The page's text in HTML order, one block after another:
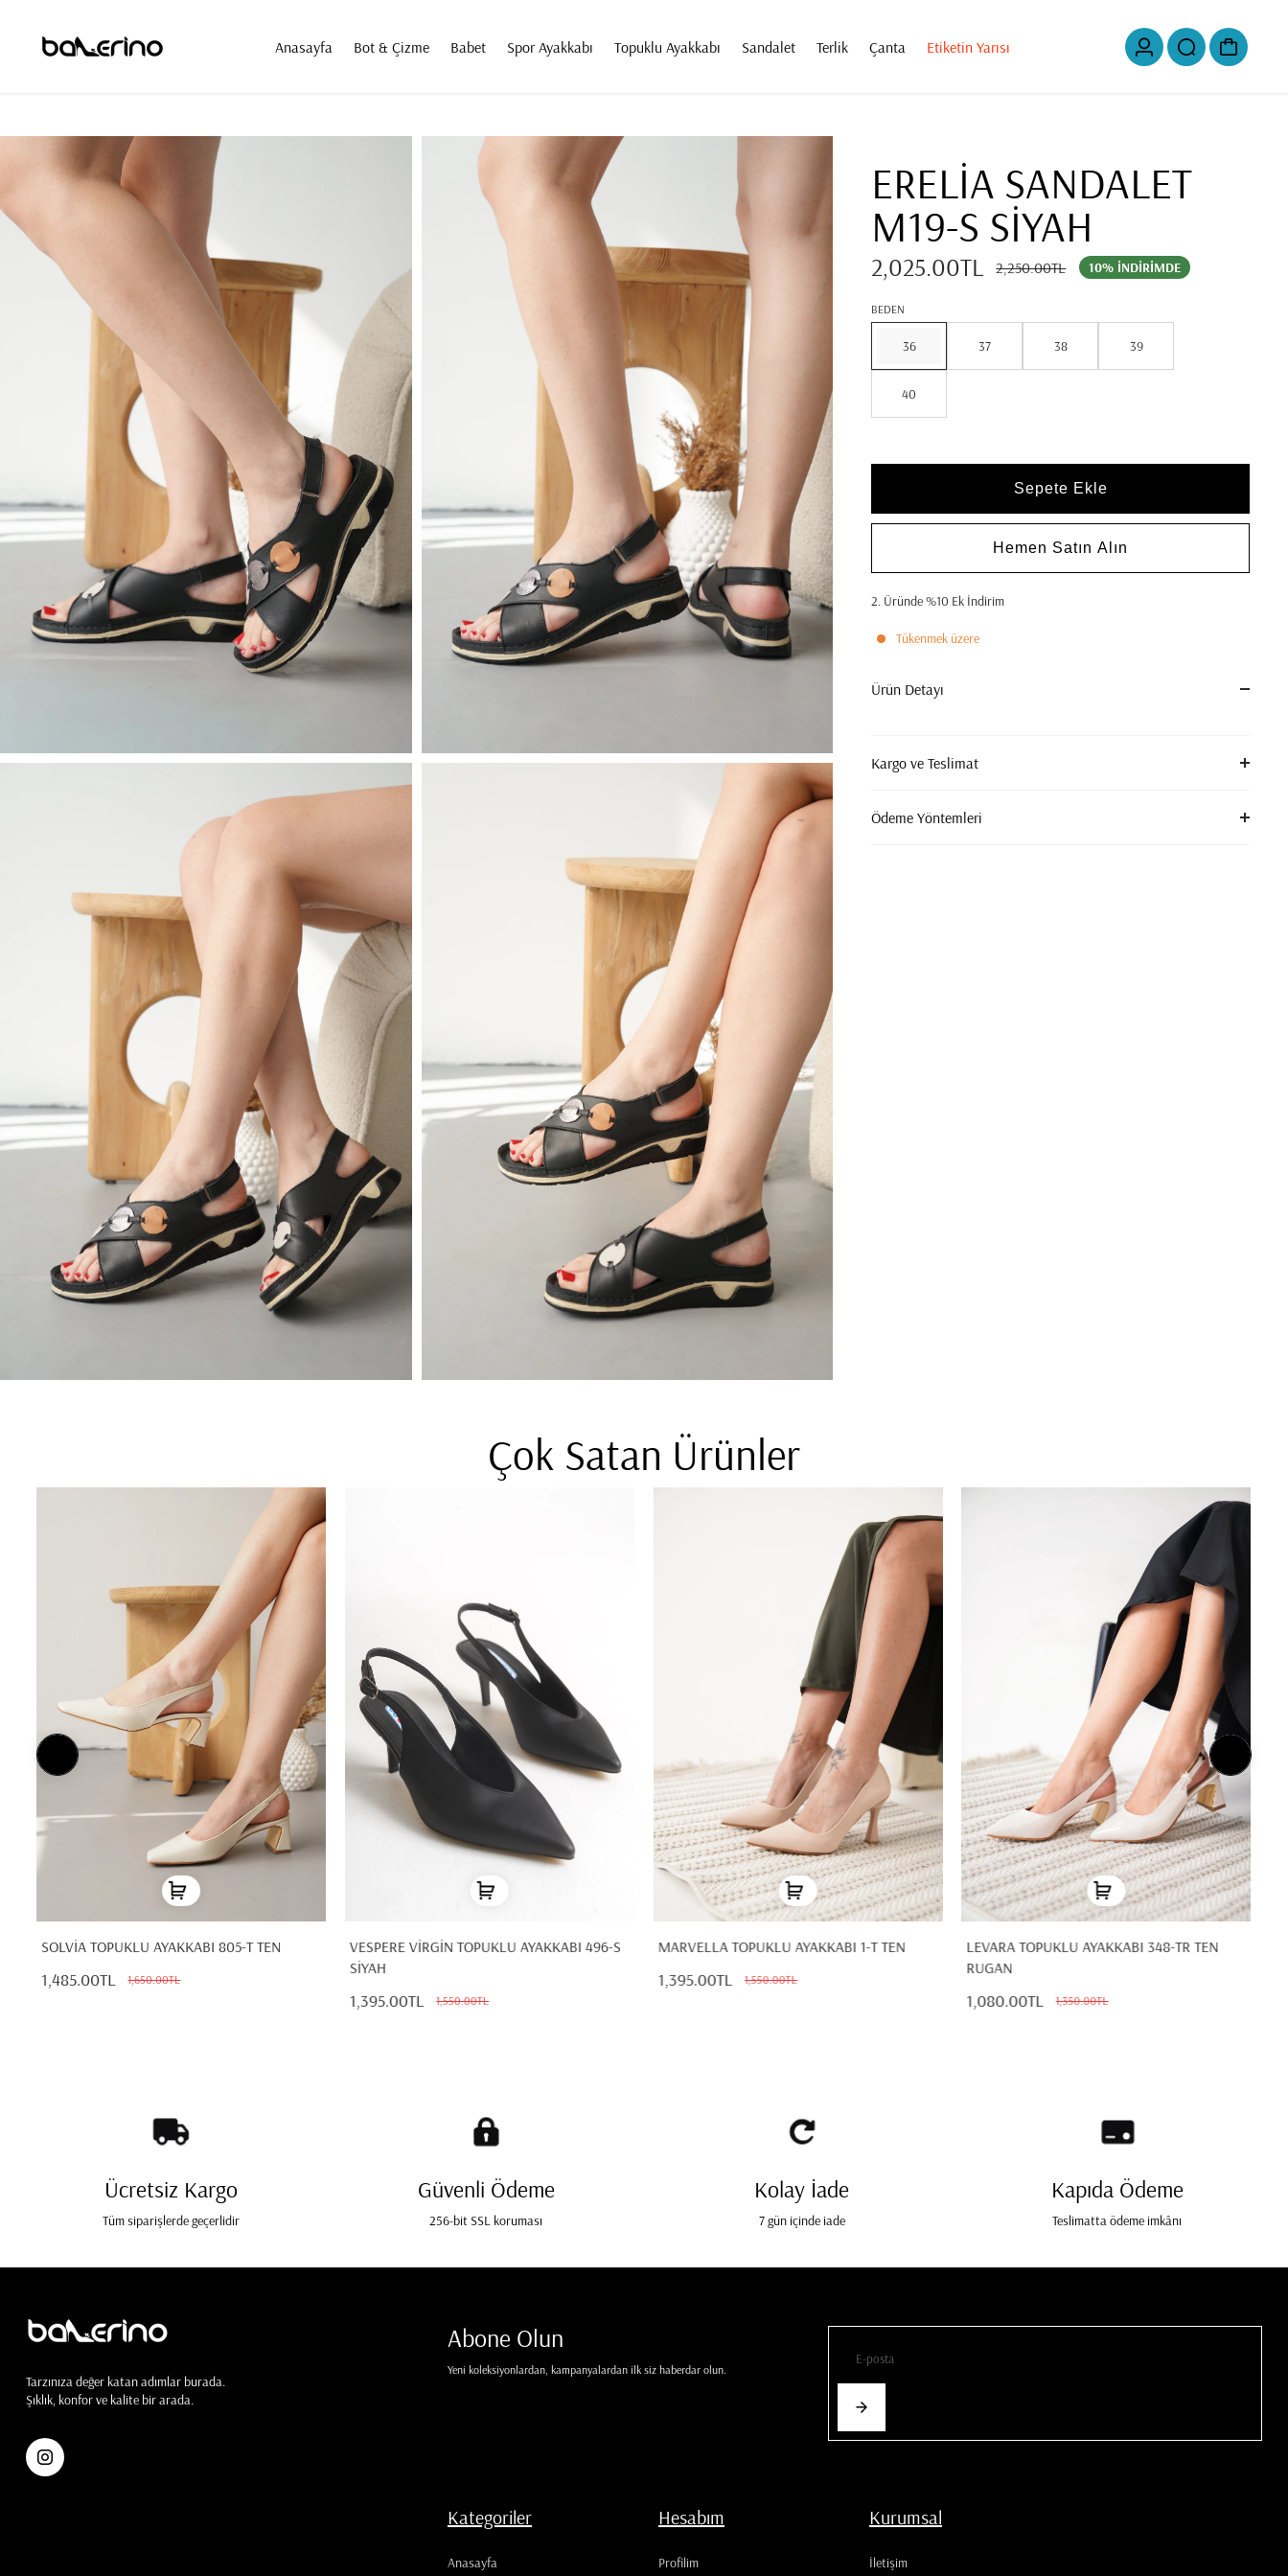
Anasayfa Bot & Çizme Babet Spor Ayakkabı Topuklu Ayakkabı Sandalet Terlik Çanta Etiketin Yarısı
ERELİA SANDALET
M19-S SİYAH
2,025.00TL 2,250.00TL 10% İNDIRIMDE
BEDEN
36 37 38 39
40
Sepete Ekle
Hemen Satın Alın
2. Üründe %10 Ek İndirim
Tükenmek üzere
Ürün Detayı
Kargo ve Teslimat
Ödeme Yöntemleri
Çok Satan Ürünler
SOLVİA TOPUKLU AYAKKABI 805-T TEN
1,485.00TL 1,650.00TL
VESPERE VİRGİN TOPUKLU AYAKKABI 496-S
SİYAH
1,395.00TL 1,550.00TL
MARVELLA TOPUKLU AYAKKABI 1-T TEN
1,395.00TL 1,550.00TL
LEVARA TOPUKLU AYAKKABI 348-TR TEN
RUGAN
1,080.00TL 1,350.00TL
Ücretsiz Kargo
Tüm siparişlerde geçerlidir
Güvenli Ödeme
256-bit SSL koruması
Kolay İade
7 gün içinde iade
Kapıda Ödeme
Teslimatta ödeme imkânı
Tarzınıza değer katan adımlar burada.
Şıklık, konfor ve kalite bir arada.
Abone Olun
Yeni koleksiyonlardan, kampanyalardan ilk siz haberdar olun.
Kategoriler
Anasayfa
Hesabım
Profilim
Kurumsal
İletişim